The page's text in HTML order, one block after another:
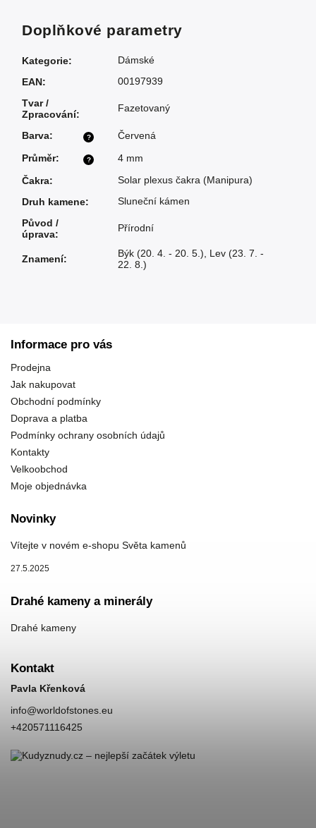
Doplňkové parametry
Kategorie:
Dámské
EAN:
00197939
Tvar /
Zpracování:
Fazetovaný
?
Barva: Červená
?
Průměr:
4 mm
Čakra:
Solar plexus čakra (Manipura)
Druh kamene:
Sluneční kámen
Původ /
úprava:
Přírodní
Znamení: Býk (20. 4. - 20. 5.)
Lev (23. 7. -
22. 8.)
Informace pro vás
Prodejna
Jak nakupovat
Obchodní podmínky
Doprava a platba
Podmínky ochrany osobních údajů
Kontakty
Velkoobchod
Moje objednávka
Novinky
Vítejte v novém e-shopu Světa kamenů
27.5.2025
Drahé kameny a minerály
Drahé kameny
Kontakt
Pavla Křenková
info@worldofstones.eu
+420571116425